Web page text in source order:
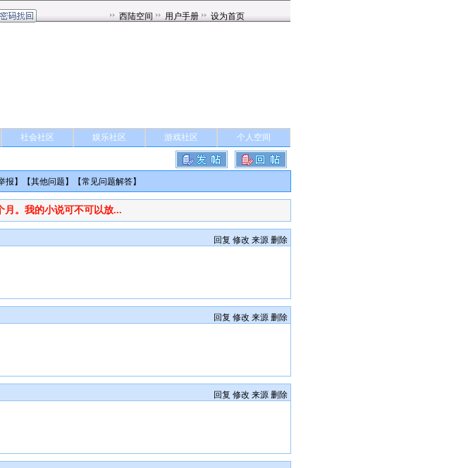
社会社区 娱乐社区 游戏社区 个人空间
报 】【其他问题 】【常见问题解答】
月。我的小说可不可以放...
回复 修改 来源 删除
回复 修改 来源 删除
回复 修改 来源 删除